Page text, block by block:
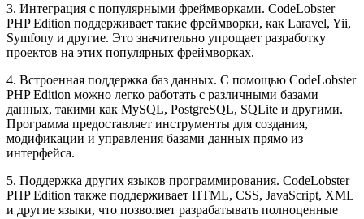
3. Интеграция с популярными фреймворками. CodeLobster
PHP Edition поддерживает такие фреймворки, как Laravel, Yii,
Symfony и другие. Это значительно упрощает разработку
проектов на этих популярных фреймворках.
4. Встроенная поддержка баз данных. С помощью CodeLobster
PHP Edition можно легко работать с различными базами
данных, такими как MySQL, PostgreSQL, SQLite и другими.
Программа предоставляет инструменты для создания,
модификации и управления базами данных прямо из
интерфейса.
5. Поддержка других языков программирования. CodeLobster
PHP Edition также поддерживает HTML, CSS, JavaScript, XML
и другие языки, что позволяет разрабатывать полноценные